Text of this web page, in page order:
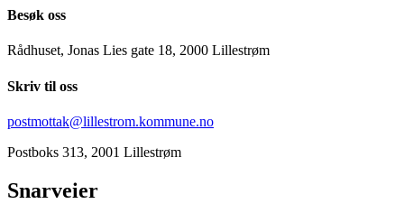
Besøk oss
Rådhuset, Jonas Lies gate 18, 2000 Lillestrøm
Skriv til oss
postmottak@lillestrom.kommune.no
Postboks 313, 2001 Lillestrøm
Snarveier